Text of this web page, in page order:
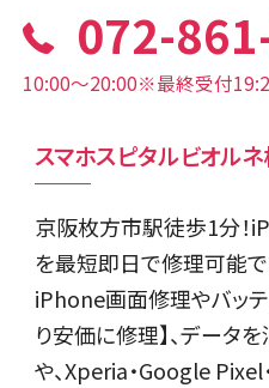
072-
10:00〜20:00※最終受付
スマホスピタルビオル
京阪枚方市駅徒歩1分！
を最短即日で修理可能で
iPhone画面修理やバッ
り安価に修理】、データ
や、Xperia・Google